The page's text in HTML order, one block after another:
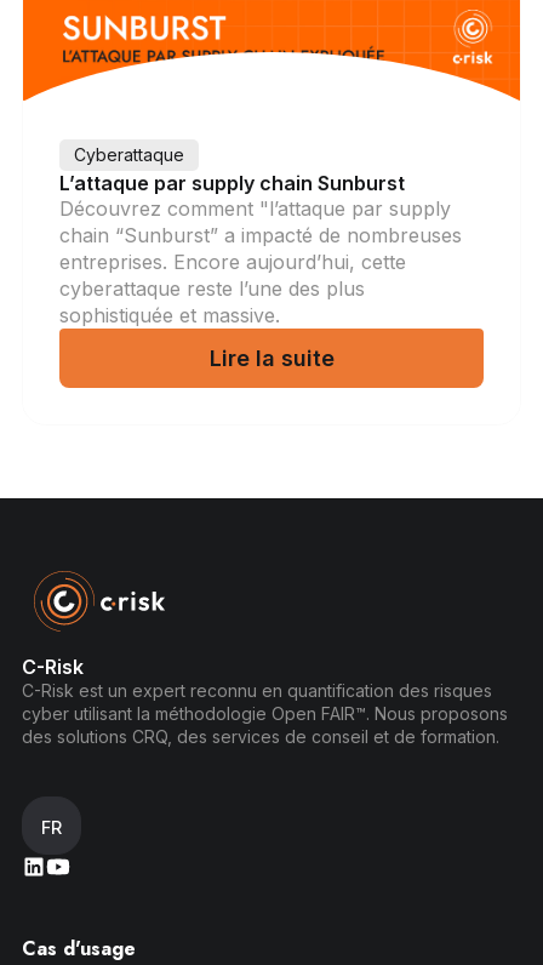
Cyberattaque
L’attaque par supply chain Sunburst
Découvrez comment "l’attaque par supply
chain “Sunburst” a impacté de nombreuses
entreprises. Encore aujourd’hui, cette
cyberattaque reste l’une des plus
sophistiquée et massive.
Lire la suite
C-Risk
C-Risk est un expert reconnu en quantification des risques
cyber utilisant la méthodologie Open FAIR™. Nous proposons
des solutions CRQ, des services de conseil et de formation.
FR
Cas d'usage